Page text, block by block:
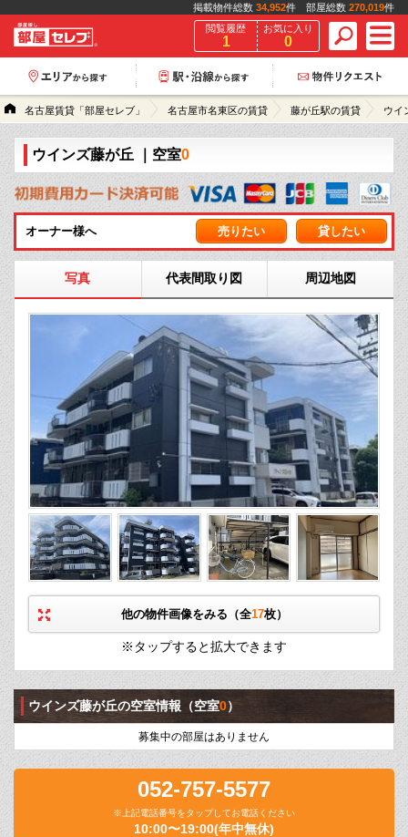
掲載物件総数 34,952件 部屋総数 270,019件
閲覧履歴
1
お気に入り
0
名古屋賃貸「部屋セレブ」 名古屋市名東区の賃貸 藤が丘駅の賃貸 ウイ
ウインズ藤が丘 ｜空室0
オーナー様へ 売りたい 貸したい
写真 代表間取り図 周辺地図
他の物件画像をみる（全17枚）
※タップすると拡大できます
ウインズ藤が丘の空室情報 （空室0）
募集中の部屋はありません
052-757-5577
※上記電話番号をタップしてお電話ください
10:00〜19:00(年中無休)